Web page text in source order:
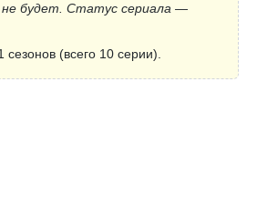
будет. Статус сериала —
сезонов (всего 10 серии).